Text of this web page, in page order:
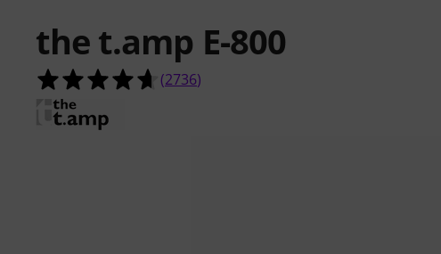
the t.amp E-800
4.6 étoiles sur 5 d'après 2736 évaluations
(2736)